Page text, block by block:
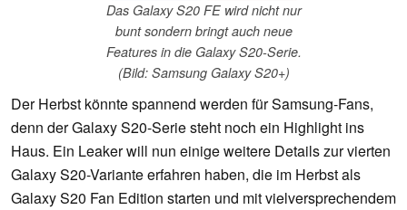
Das Galaxy S20 FE wird nicht nur
bunt sondern bringt auch neue
Features in die Galaxy S20-Serie.
(Bild: Samsung Galaxy S20+)
Der Herbst könnte spannend werden für Samsung-Fans,
denn der Galaxy S20-Serie steht noch ein Highlight ins
Haus. Ein Leaker will nun einige weitere Details zur vierten
Galaxy S20-Variante erfahren haben, die im Herbst als
Galaxy S20 Fan Edition starten und mit vielversprechendem